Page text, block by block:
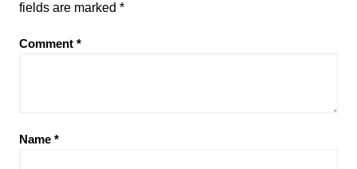
fields are marked *
Comment *
Name *